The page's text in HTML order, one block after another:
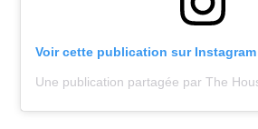
Voir cette publication sur Instagram